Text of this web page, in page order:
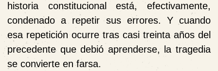
historia constitucional está, efectivamente,
condenado a repetir sus errores. Y cuando
esa repetición ocurre tras casi treinta años del
precedente que debió aprenderse, la tragedia
se convierte en farsa.